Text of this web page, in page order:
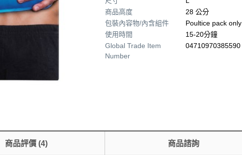
商品高度
28 公分
包裝內容物/內含組件
Poultice pack only
使用時間
15-20分鐘
Global Trade Item
Number
04710970385590
商品評價(4) 商品諮詢